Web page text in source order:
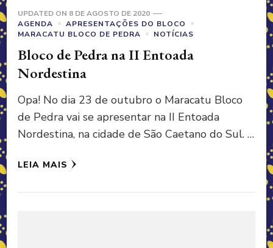
UPDATED ON 8 DE AGOSTO DE 2020
AGENDA
APRESENTAÇÕES DO BLOCO
MARACATU BLOCO DE PEDRA
NOTÍCIAS
Bloco de Pedra na II Entoada
Nordestina
Opa! No dia 23 de outubro o Maracatu Bloco
de Pedra vai se apresentar na II Entoada
Nordestina, na cidade de São Caetano do Sul. …
LEIA MAIS